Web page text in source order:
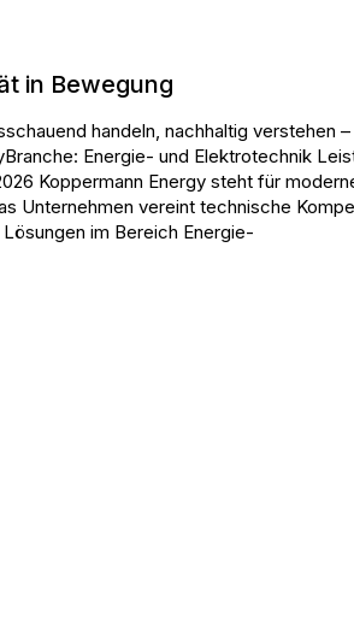
in Bewegung
handeln, nachhaltig verstehen
Energie- und Elektrotechnik
Koppermann Energy steht für
Unternehmen vereint technische
im Bereich Energie-